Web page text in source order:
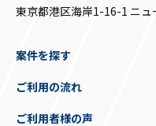
東京都港区海岸1-16-1 ニ
案件を探す
ご利用の流れ
ご利用者様の声